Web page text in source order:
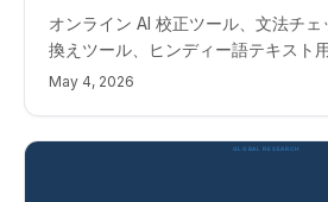
オンライン AI 校正ツール、文法チ
換えツール、ヒンディー語テキスト
ザー。 UGC-CARE、Scopus、Web
May 4, 2026